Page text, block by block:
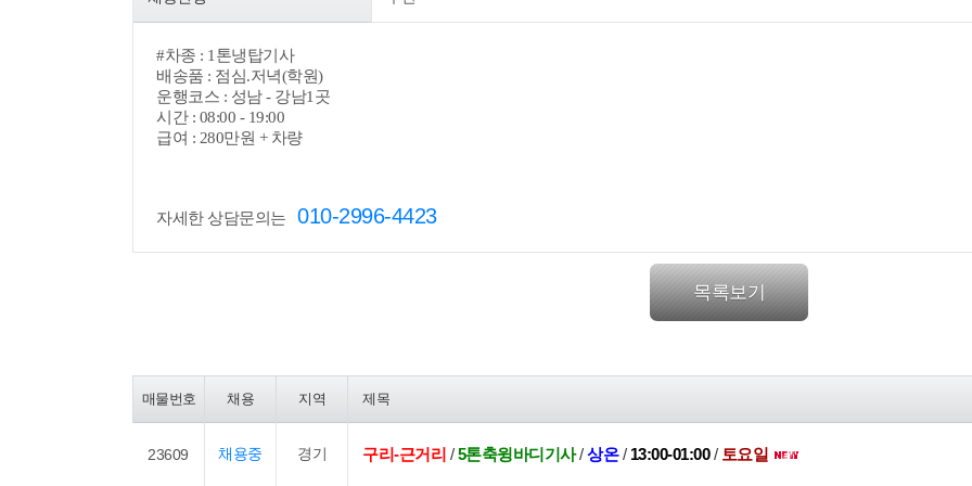
#차종 : 1톤냉탑기사
배송품 : 점심.저녁(학원)
운행코스 : 성남 - 강남1곳
시간 : 08:00 - 19:00
급여 : 280만원 + 차량
자세한 상담문의는 010-2996-4423
목록보기
매물번호 채용 지역 제목
23609 채용중 경기 구리-근거리 /5톤축윙바디기사/상온/ 13:00-01:00/ 토요일